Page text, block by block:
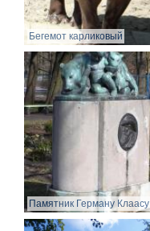
Бегемот карликовый
Памятник Герману Клаасу